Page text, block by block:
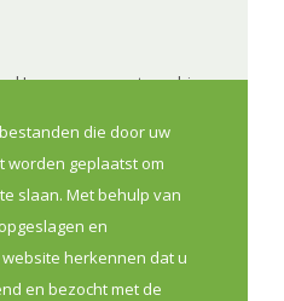
Leven een eerste webinar
gesprek van één minuut al
patiënten begeleiden naar
je de sessie gemist? Er
editie met dezelfde inhoud
die door uw
worden geplaatst om
slaan. Met behulp van
en
herkennen dat u
en bezocht met de